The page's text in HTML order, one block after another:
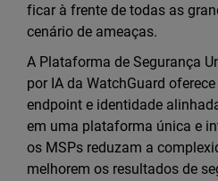
ficar à frente de todas as
cenário de ameaças.
A Plataforma de Segurança
por IA da WatchGuard
endpoint e identidade
em uma plataforma única e
os MSPs reduzam a
melhorem os resultados de